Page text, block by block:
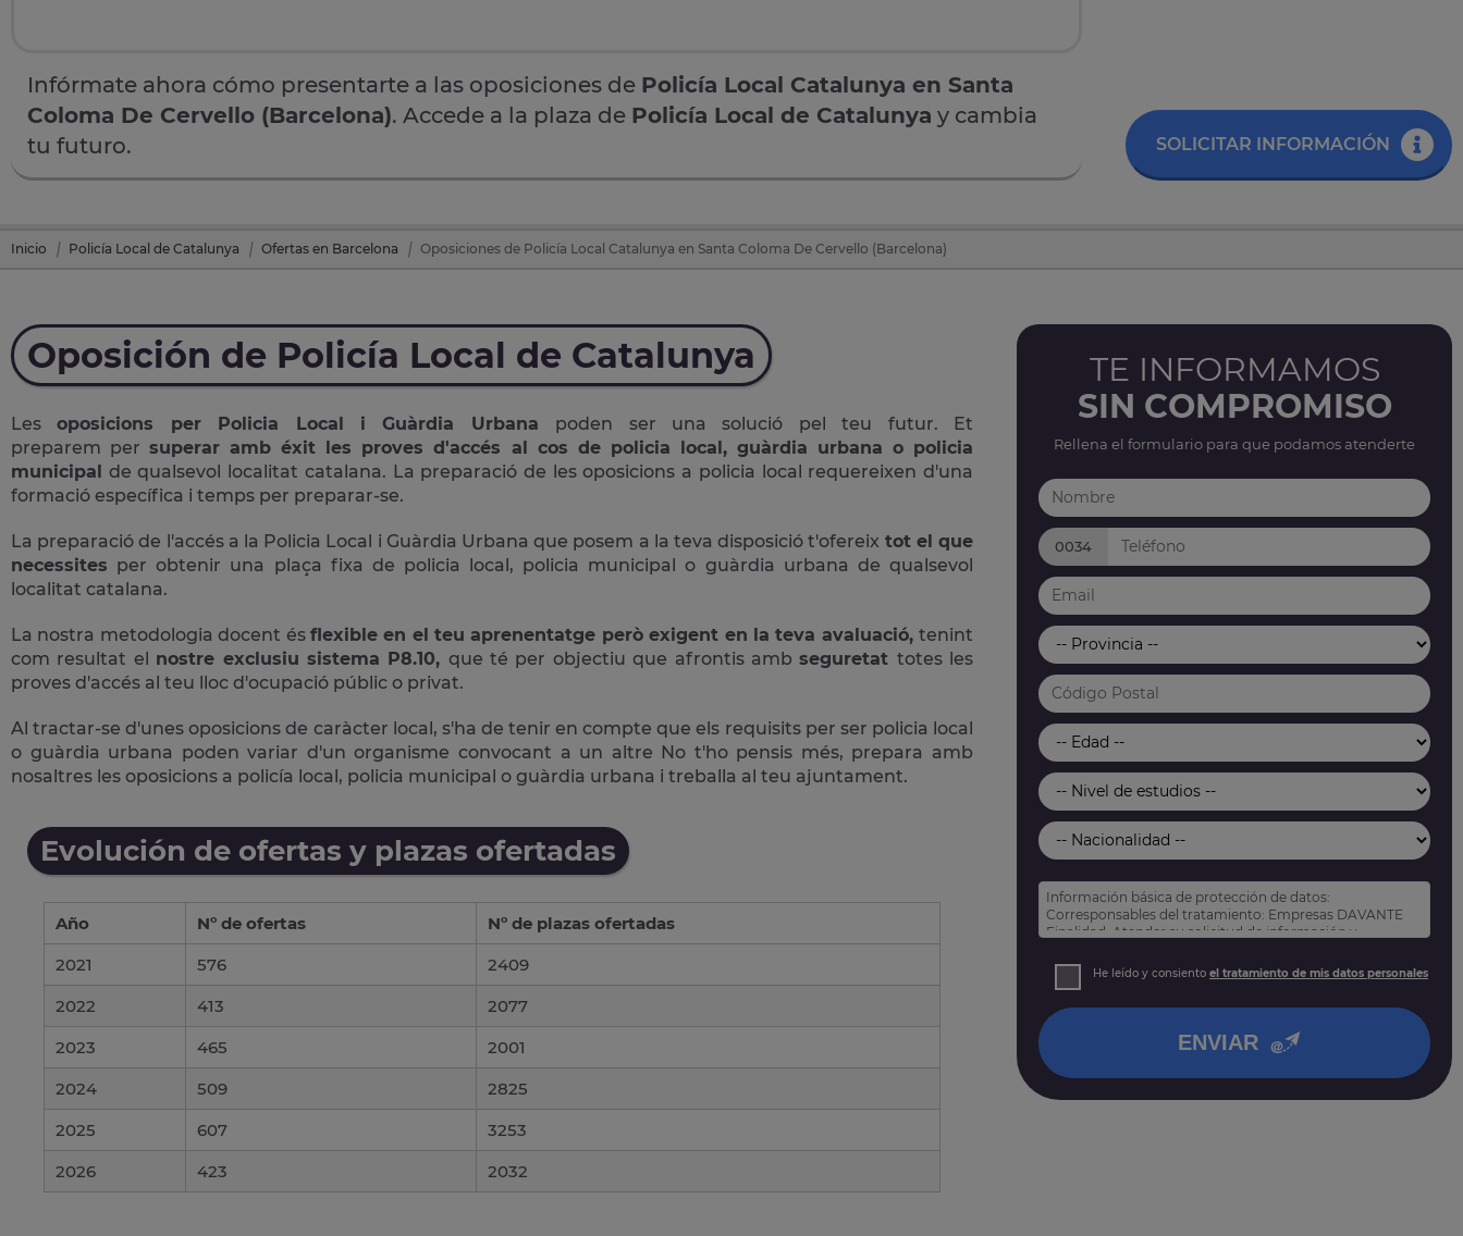
Infórmate ahora cómo presentarte a las oposiciones de Policía Local Catalunya en Santa
Coloma De Cervello (Barcelona). Accede a la plaza de Policía Local de Catalunya y cambia
tu futuro.
SOLICITAR INFORMACIÓN
Inicio Policía Local de Catalunya Ofertas en Barcelona Oposiciones de Policía Local Catalunya en Santa Coloma De Cervello (Barcelona)
Oposición de Policía Local de Catalunya
Lesoposicions per Policia Local i Guàrdia Urbana poden ser una solució pel teu futur. Et
preparem persuperar amb éxit les proves d'accés al cos de policia local, guàrdia urbana o policia
municipal de qualsevol localitat catalana. La preparació de les oposicions a policia local requereixen d'una
formació específica i temps per preparar-se.
La preparació de l'accés a la Policia Local i Guàrdia Urbana que posem a la teva disposició t'ofereix tot el que
necessites per obtenir una plaça fixa de policia local, policia municipal o guàrdia urbana de qualsevol
localitat catalana.
La nostra metodologia docent és flexible en el teu aprenentatge però exigent en la teva avaluació, tenint
com resultat el nostre exclusiu sistema P8.10, que té per objectiu que afrontis ambseguretat totes les
proves d'accés al teu lloc d'ocupació públic o privat.
Al tractar-se d'unes oposicions de caràcter local, s'ha de tenir en compte que els requisits per ser policia local
o guàrdia urbana poden variar d'un organisme convocant a un altre No t'ho pensis més, prepara amb
nosaltres les oposicions a policía local, policia municipal o guàrdia urbana i treballa al teu ajuntament.
Evolución de ofertas y plazas ofertadas
Año Nº de ofertas
Nº de plazas ofertadas
2021
576
2409
2022
413
2077
2023
465
2001
2024
509
2825
2025
607
3253
2026
423 2032
TE INFORMAMOS
SIN COMPROMISO
Rellena el formulario para que podamos atenderte
0034
Información básica de protección de datos:
Corresponsables del tratamiento: Empresas DAVANTE
Finalidad: Atender su solicitud de información y
Derechos: Puede acceder, rectificar y suprimir sus
datos, así como otros derechos tal y como se explica
He leído y consiento el tratamiento de mis datos personales
ENVIAR